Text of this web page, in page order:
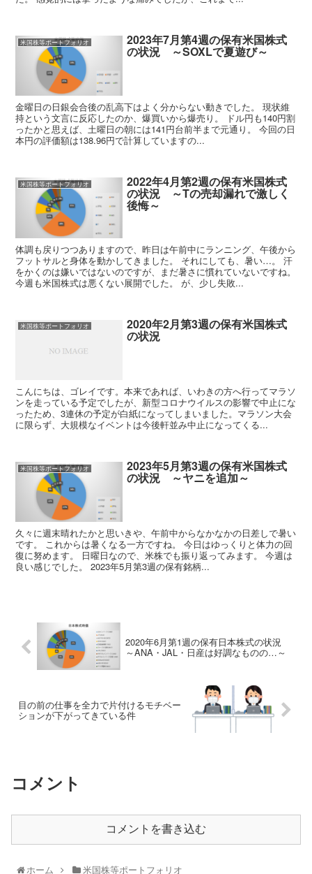
米国株等ポートフォリオ 2023年7月第4週の保有米国株式
の状況 ～SOXLで夏遊び～
金曜日の日銀会合後の乱高下はよく分からない動きでした。 現状維
持という文言に反応したのか、爆買いから爆売り。 ドル円も140円割
ったかと思えば、土曜日の朝には141円台前半まで元通り。 今回の日
本円の評価額は138.96円で計算していますの...
米国株等ポートフォリオ 2022年4月第2週の保有米国株式
の状況 ～Tの売却漏れで激しく
後悔～
体調も戻りつつありますので、昨日は午前中にランニング、午後から
フットサルと身体を動かしてきました。 それにしても、暑い…。 汗
をかくのは嫌いではないのですが、まだ暑さに慣れていないですね。
今週も米国株式は悪くない展開でした。 が、少し失敗...
米国株等ポートフォリオ 2020年2月第3週の保有米国株式
の状況
こんにちは、ゴレイです。本来であれば、いわきの方へ行ってマラソ
ンを走っている予定でしたが、新型コロナウイルスの影響で中止にな
ったため、3連休の予定が白紙になってしまいました。マラソン大会
に限らず、大規模なイベントは今後軒並み中止になってくる...
米国株等ポートフォリオ 2023年5月第3週の保有米国株式
の状況 ～ヤニを追加～
久々に週末晴れたかと思いきや、午前中からなかなかの日差しで暑い
です。 これからは暑くなる一方ですね。 今日はゆっくりと体力の回
復に努めます。 日曜日なので、米株でも振り返ってみます。 今週は
良い感じでした。 2023年5月第3週の保有銘柄...
2020年6月第1週の保有日本株式の状況
～ANA・JAL・日産は好調なものの…～
目の前の仕事を全力で片付けるモチベー
ションが下がってきている件
コメント
コメントを書き込む
ホーム 米国株等ポートフォリオ